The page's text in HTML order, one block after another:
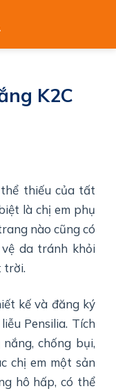
K2C
thiếu của tất
là chị em phụ
nào cũng có
da tránh khỏi
trời.
kế và đăng ký
Pensilia. Tích
chống bụi,
chị em một sản
hô hấp, có thể